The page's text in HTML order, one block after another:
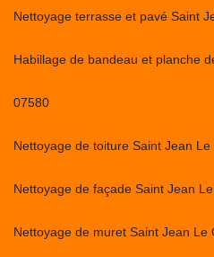
Nettoyage terrasse et pavé Saint
Habillage de bandeau et planche
07580
Nettoyage de toiture Saint Jean
Nettoyage de façade Saint Jean
Nettoyage de muret Saint Jean Le